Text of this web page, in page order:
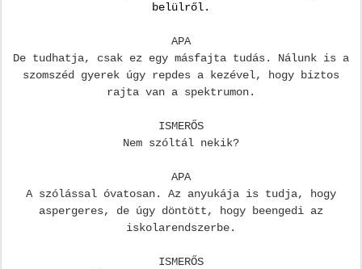
belülről.
APA
De tudhatja, csak ez egy másfajta tudás. Nálunk is a
szomszéd gyerek úgy repdes a kezével, hogy biztos
rajta van a spektrumon.
ISMERŐS
Nem szóltál nekik?
APA
A szólással óvatosan. Az anyukája is tudja, hogy
aspergeres, de úgy döntött, hogy beengedi az
iskolarendszerbe.
ISMERŐS